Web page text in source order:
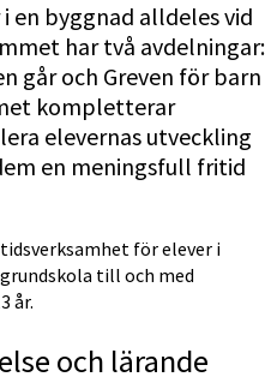
en byggnad alldeles vid
har två avdelningar:
går och Greven för barn
kompletterar
elevernas utveckling
en meningsfull fritid
för elever i
till och med
år.
och lärande